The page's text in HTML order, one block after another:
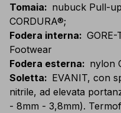
Tomaia: nubuck Pull-
CORDURA®;
Fodera interna:
Footwear
Fodera esterna: nylon
Soletta: EVANIT, con
nitrile, ad elevata
- 8mm - 3,8mm).